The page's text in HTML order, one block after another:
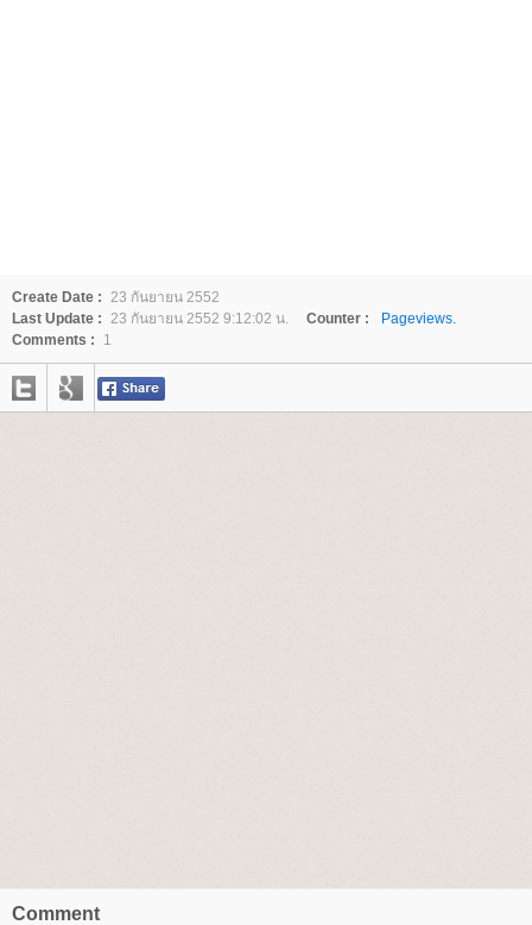
Create Date : 23 กันยายน 2552
Last Update : 23 กันยายน 2552 9:12:02 น. Counter :
Pageviews.
Comments :
1
Comment